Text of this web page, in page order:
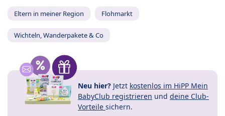
Eltern in meiner Region Flohmarkt
Wichteln, Wanderpakete & Co
Neu hier? Jetzt kostenlos im HiPP Mein
BabyClub registrieren und deine Club-
Vorteile sichern.